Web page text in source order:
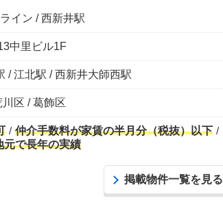
イン / 西新井駅
中里ビル1F
/ 江北駅 / 西新井大師西駅
区 / 葛飾区
仲介手数料が家賃の半月分（税抜）以下
元で長年の実績
掲載物件一覧を見る